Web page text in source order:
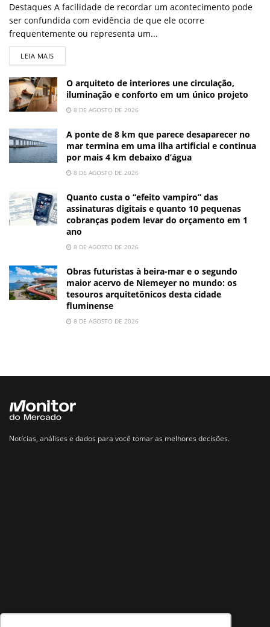
Destaques A facilidade de recordar um acontecimento pode
ser confundida com evidência de que ele ocorre
frequentemente ou representa um...
LEIA MAIS
O arquiteto de interiores une circulação,
iluminação e conforto em um único projeto
8 DE AGOSTO DE 2026
A ponte de 8 km que parece desaparecer no
mar termina em uma ilha artificial e continua
por mais 4 km debaixo d’água
8 DE AGOSTO DE 2026
Quanto custa o “efeito vampiro” das
assinaturas digitais e quanto 10 pequenas
cobranças podem levar do orçamento em 1
ano
8 DE AGOSTO DE 2026
Obras futuristas à beira-mar e o segundo
maior acervo de Niemeyer no mundo: os
tesouros arquitetônicos desta cidade
fluminense
8 DE AGOSTO DE 2026
Notícias, análises e dados para você tomar as melhores decisões.